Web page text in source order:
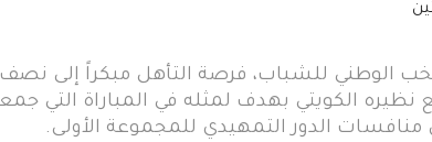
الوطني للشباب، فرصة التأهل مبكراً إلى
مع نظيره الكويتي بهدف لمثله في المباراة
منافسات الدور التمهيدي للمجموعة الأولى.